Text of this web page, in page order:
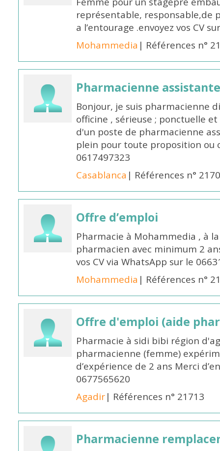
représentable,
a l’entourage .envoyez vos CV
Mohammedia | Références n°
Pharmacienne
Bonjour, je suis pharmacienne
officine , sérieuse ; ponctuelle
d'un poste de pharmacienne
plein pour toute proposition ou
0617497323
Casablanca | Références n°
Offre d’emploi
Pharmacie à Mohammedia , à
pharmacien avec minimum 2
vos CV via WhatsApp sur le
Mohammedia | Références n°
Offre d'emploi (aide
Pharmacie à sidi bibi région
pharmacienne (femme)
d’expérience de 2 ans Merci
0677565620
Agadir| Références n° 21713
Pharmacienne